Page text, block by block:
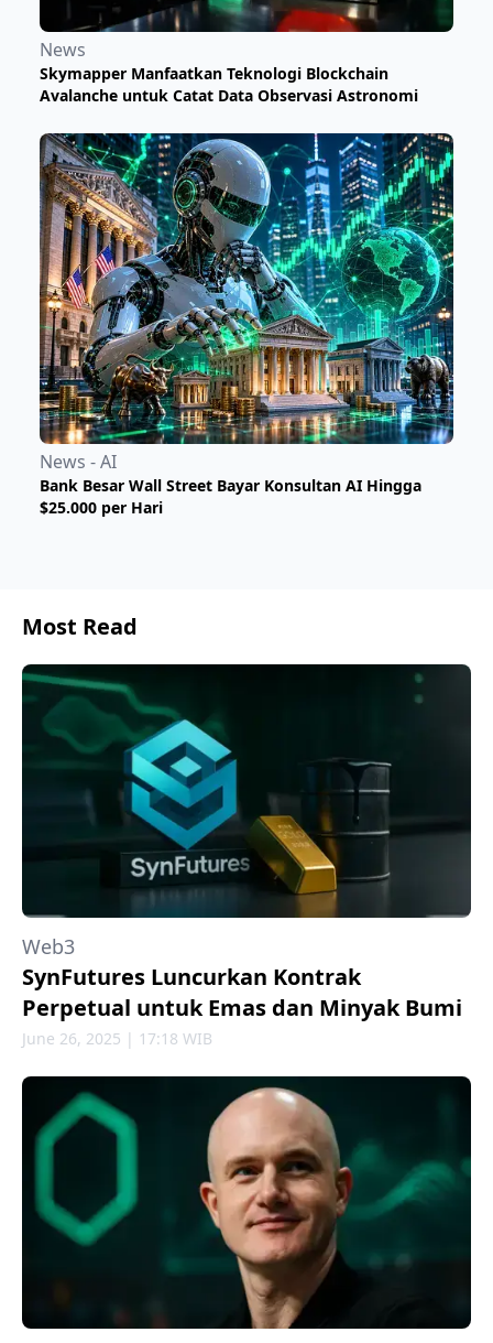
News
Skymapper Manfaatkan Teknologi Blockchain
Avalanche untuk Catat Data Observasi Astronomi
News - AI
Bank Besar Wall Street Bayar Konsultan AI Hingga
$25.000 per Hari
Most Read
Web3
SynFutures Luncurkan Kontrak
Perpetual untuk Emas dan Minyak Bumi
June 26, 2025 | 17:18 WIB